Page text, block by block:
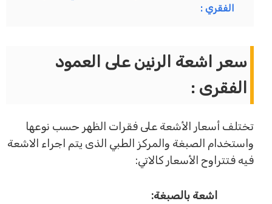
الفقري :
سعر اشعة الرنين على العمود
الفقرى :
تختلف أسعار الأشعة على فقرات الظهر حسب نوعها
واستخدام الصبغة والمركز الطبي الذى يتم اجراء الاشعة
فيه فتتراوح الأسعار كالاتي:
اشعة بالصبغة: